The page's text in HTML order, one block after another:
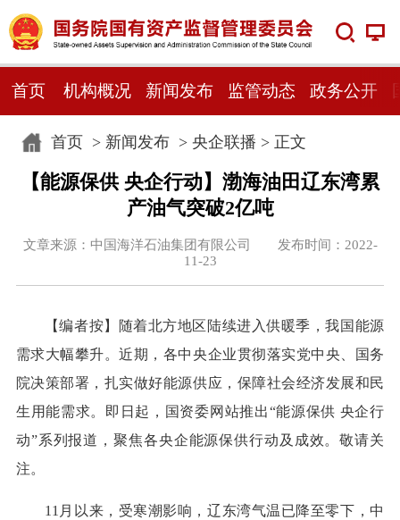
首页 机构概况 新闻发布 监管动态 政务公开
首页> 新闻发布> 央企联播 > 正文
【能源保供 央企行动】渤海油田辽东湾累
产油气突破2亿吨
文章来源：中国海洋石油集团有限公司 发布时间：2022-
11-23
【编者按】随着北方地区陆续进入供暖季，我国能源
需求大幅攀升。近期，各中央企业贯彻落实党中央、国务
院决策部署，扎实做好能源供应，保障社会经济发展和民
生用能需求。即日起，国资委网站推出“能源保供 央企行
动”系列报道，聚焦各央企能源保供行动及成效。敬请关
注。
11月以来，受寒潮影响，辽东湾气温已降至零下，中